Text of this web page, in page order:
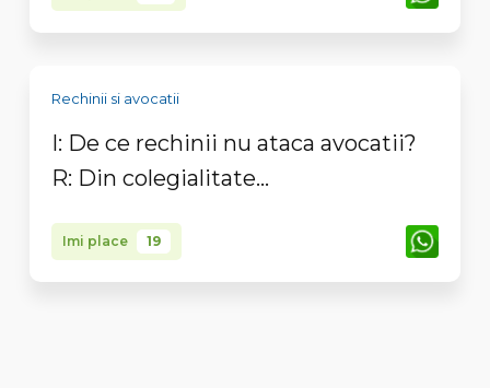
Rechinii si avocatii
I: De ce rechinii nu ataca avocatii?
R: Din colegialitate...
Imi place 19